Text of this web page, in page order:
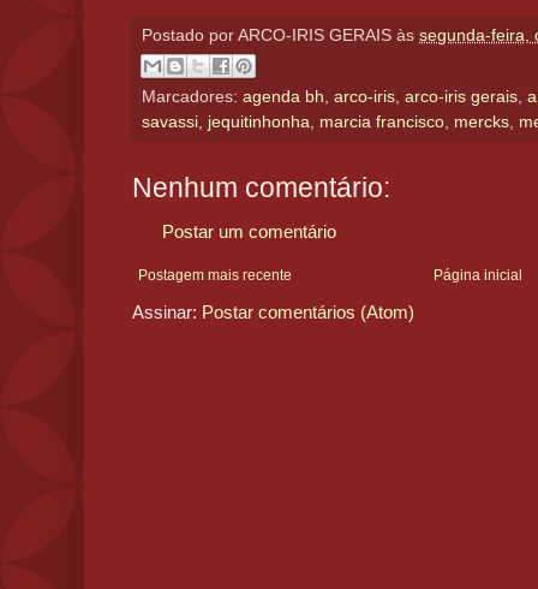
Postado por ARCO-IRIS GERAIS às segunda-feira,
Marcadores: agenda bh, arco-iris, arco-iris gerais,
savassi, jequitinhonha, marcia francisco, mercks,
Nenhum comentário:
Postar um comentário
Postagem mais recente Página inicial
Assinar: Postar comentários (Atom)